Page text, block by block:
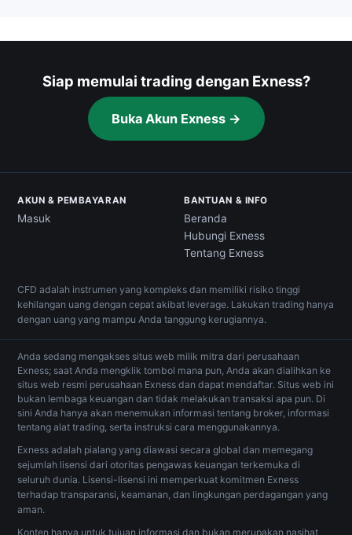
Siap memulai trading dengan Exness?
Buka Akun Exness →
AKUN & PEMBAYARAN
Masuk
BANTUAN & INFO
Beranda
Hubungi Exness
Tentang Exness
CFD adalah instrumen yang kompleks dan memiliki risiko tinggi
kehilangan uang dengan cepat akibat leverage. Lakukan trading hanya
dengan uang yang mampu Anda tanggung kerugiannya.
Anda sedang mengakses situs web milik mitra dari perusahaan
Exness; saat Anda mengklik tombol mana pun, Anda akan dialihkan ke
situs web resmi perusahaan Exness dan dapat mendaftar. Situs web ini
bukan lembaga keuangan dan tidak melakukan transaksi apa pun. Di
sini Anda hanya akan menemukan informasi tentang broker, informasi
tentang alat trading, serta instruksi cara menggunakannya.
Exness adalah pialang yang diawasi secara global dan memegang
sejumlah lisensi dari otoritas pengawas keuangan terkemuka di
seluruh dunia. Lisensi-lisensi ini memperkuat komitmen Exness
terhadap transparansi, keamanan, dan lingkungan perdagangan yang
aman.
Konten hanya untuk tujuan informasi dan bukan merupakan nasihat